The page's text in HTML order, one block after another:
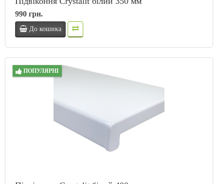
990 грн.
До кошика
ПОПУЛЯРНІ